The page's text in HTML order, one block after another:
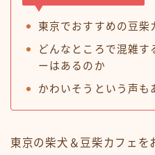
東京でおすすめの豆柴
どんなところで混雑す
ーはあるのか
かわいそうという声も
東京の柴犬＆豆柴カフェを